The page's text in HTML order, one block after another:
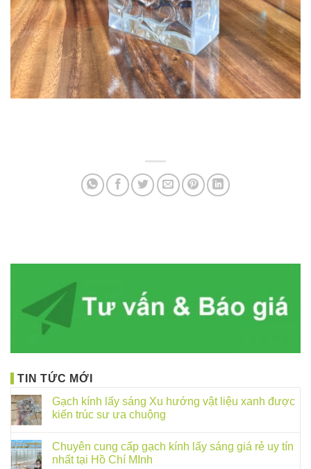
TIN TỨC MỚI
Gạch kính lấy sáng Xu hướng vật liệu xanh được
kiến trúc sư ưa chuộng
Chuyên cung cấp gạch kính lấy sáng giá rẻ uy tín
nhất tại Hồ Chí MInh